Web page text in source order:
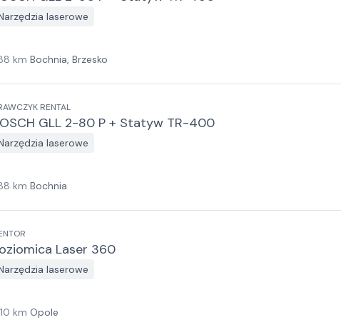
laserowe
km Bochnia, Brzesko
RENTAL
GLL 2-80 P + Statyw TR-400
laserowe
km Bochnia
Laser 360
laserowe
km Opole